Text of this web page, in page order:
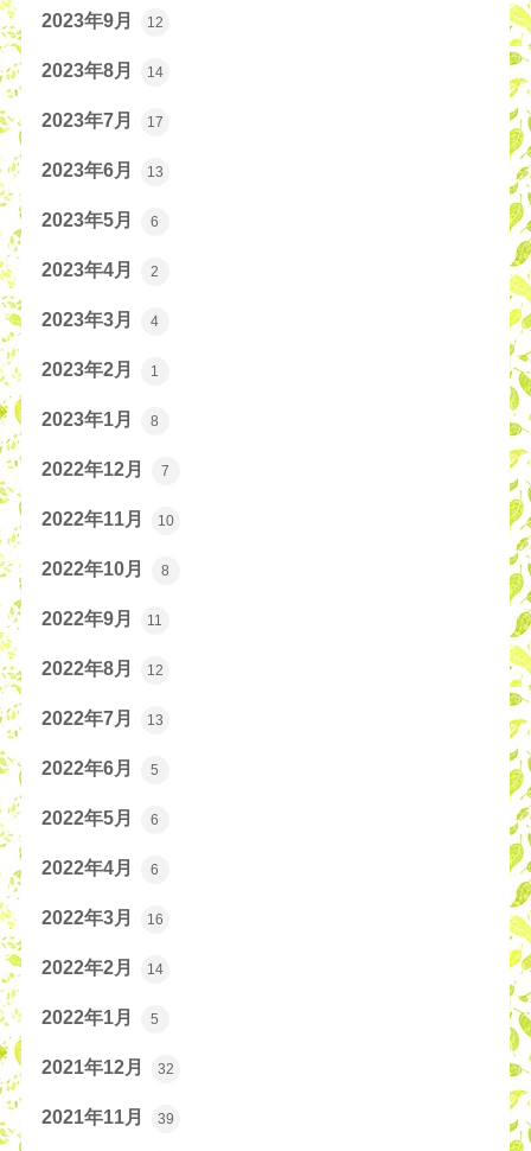
2023年9月 12
2023年8月 14
2023年7月 17
2023年6月 13
2023年5月 6
2023年4月 2
2023年3月 4
2023年2月 1
2023年1月 8
2022年12月 7
2022年11月 10
2022年10月 8
2022年9月 11
2022年8月 12
2022年7月 13
2022年6月 5
2022年5月 6
2022年4月 6
2022年3月 16
2022年2月 14
2022年1月 5
2021年12月 32
2021年11月 39